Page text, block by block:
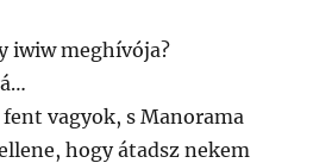
iwiw meghívója?
vagyok, s Manorama
hogy átadsz nekem